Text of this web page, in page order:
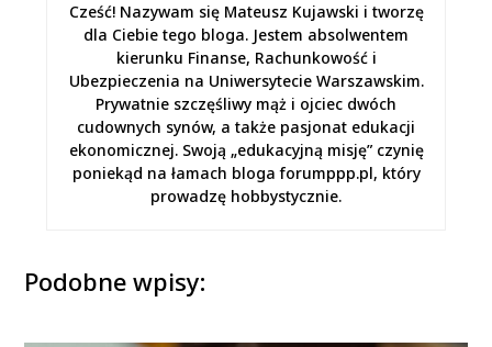
Cześć! Nazywam się Mateusz Kujawski i tworzę
dla Ciebie tego bloga. Jestem absolwentem
kierunku Finanse, Rachunkowość i
Ubezpieczenia na Uniwersytecie Warszawskim.
Prywatnie szczęśliwy mąż i ojciec dwóch
cudownych synów, a także pasjonat edukacji
ekonomicznej. Swoją „edukacyjną misję” czynię
poniekąd na łamach bloga forumppp.pl, który
prowadzę hobbystycznie.
Podobne wpisy: